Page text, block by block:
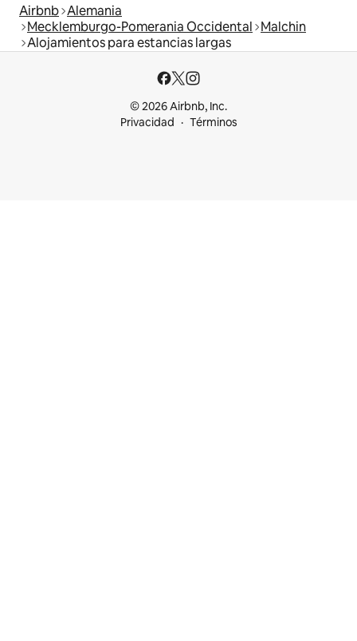
Airbnb Alemania
Mecklemburgo-Pomerania Occidental Malchin
Alojamientos para estancias largas
© 2026 Airbnb, Inc.
Privacidad
Términos